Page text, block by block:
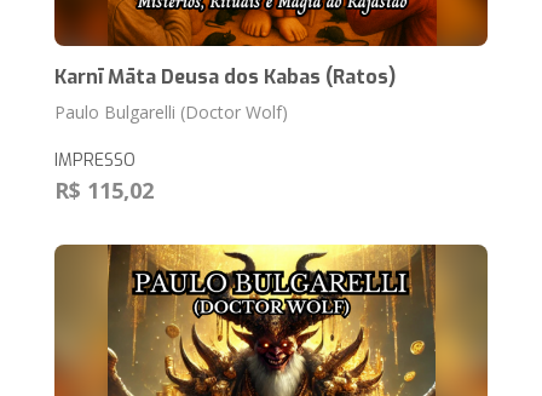
Karnī Māta Deusa dos Kabas (Ratos)
Paulo Bulgarelli (Doctor Wolf)
IMPRESSO
R$ 115,02